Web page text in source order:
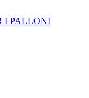
I PALLONI